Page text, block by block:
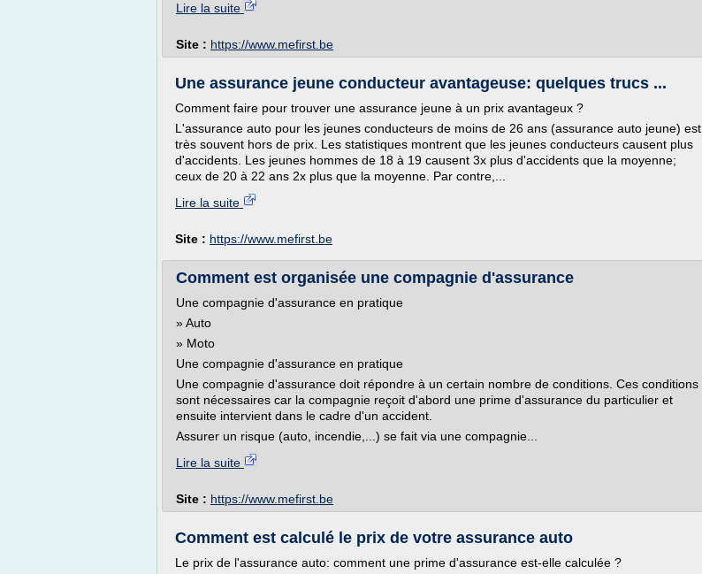
Lire la suite
Site : https://www.mefirst.be
Une assurance jeune conducteur avantageuse: quelques trucs ...
Comment faire pour trouver une assurance jeune à un prix avantageux ?
L'assurance auto pour les jeunes conducteurs de moins de 26 ans (assurance auto jeune) est
très souvent hors de prix. Les statistiques montrent que les jeunes conducteurs causent plus
d'accidents. Les jeunes hommes de 18 à 19 causent 3x plus d'accidents que la moyenne;
ceux de 20 à 22 ans 2x plus que la moyenne. Par contre,...
Lire la suite
Site : https://www.mefirst.be
Comment est organisée une compagnie d'assurance
Une compagnie d'assurance en pratique
» Auto
» Moto
Une compagnie d'assurance en pratique
Une compagnie d'assurance doit répondre à un certain nombre de conditions. Ces conditions
sont nécessaires car la compagnie reçoit d'abord une prime d'assurance du particulier et
ensuite intervient dans le cadre d'un accident.
Assurer un risque (auto, incendie,...) se fait via une compagnie...
Lire la suite
Site : https://www.mefirst.be
Comment est calculé le prix de votre assurance auto
Le prix de l'assurance auto: comment une prime d'assurance est-elle calculée ?